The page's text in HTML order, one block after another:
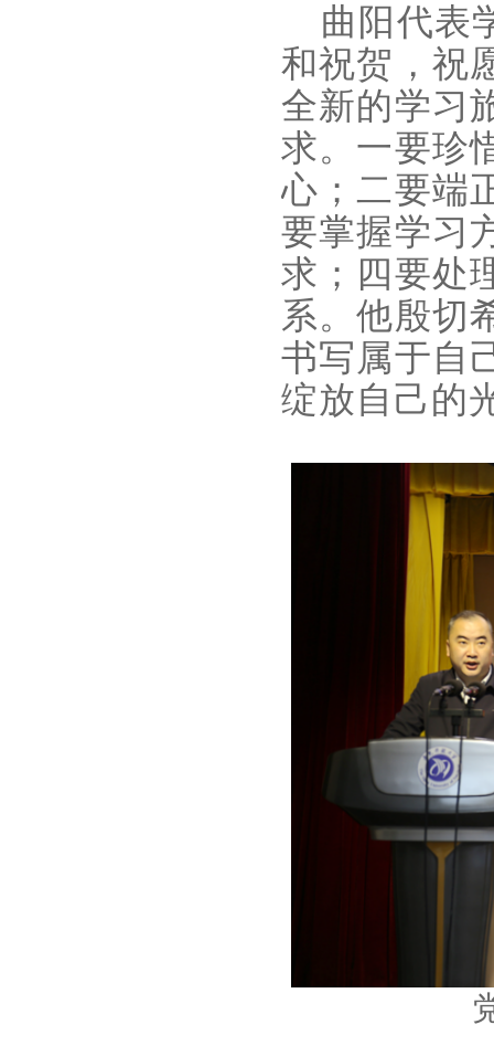
曲阳代表
和祝贺，祝
全新的学习
求。一要珍
心；二要端
要掌握学习
求；四要处
系。他殷切
书写属于自
绽放自己的